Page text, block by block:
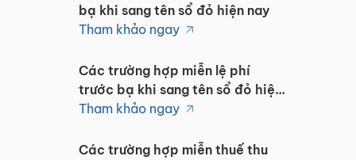
bạ khi sang tên sổ đỏ hiện nay
Tham khảo ngay
Các trường hợp miễn lệ phí
trước bạ khi sang tên sổ đỏ hiện
nay
Tham khảo ngay
Các trường hợp miễn thuế thu